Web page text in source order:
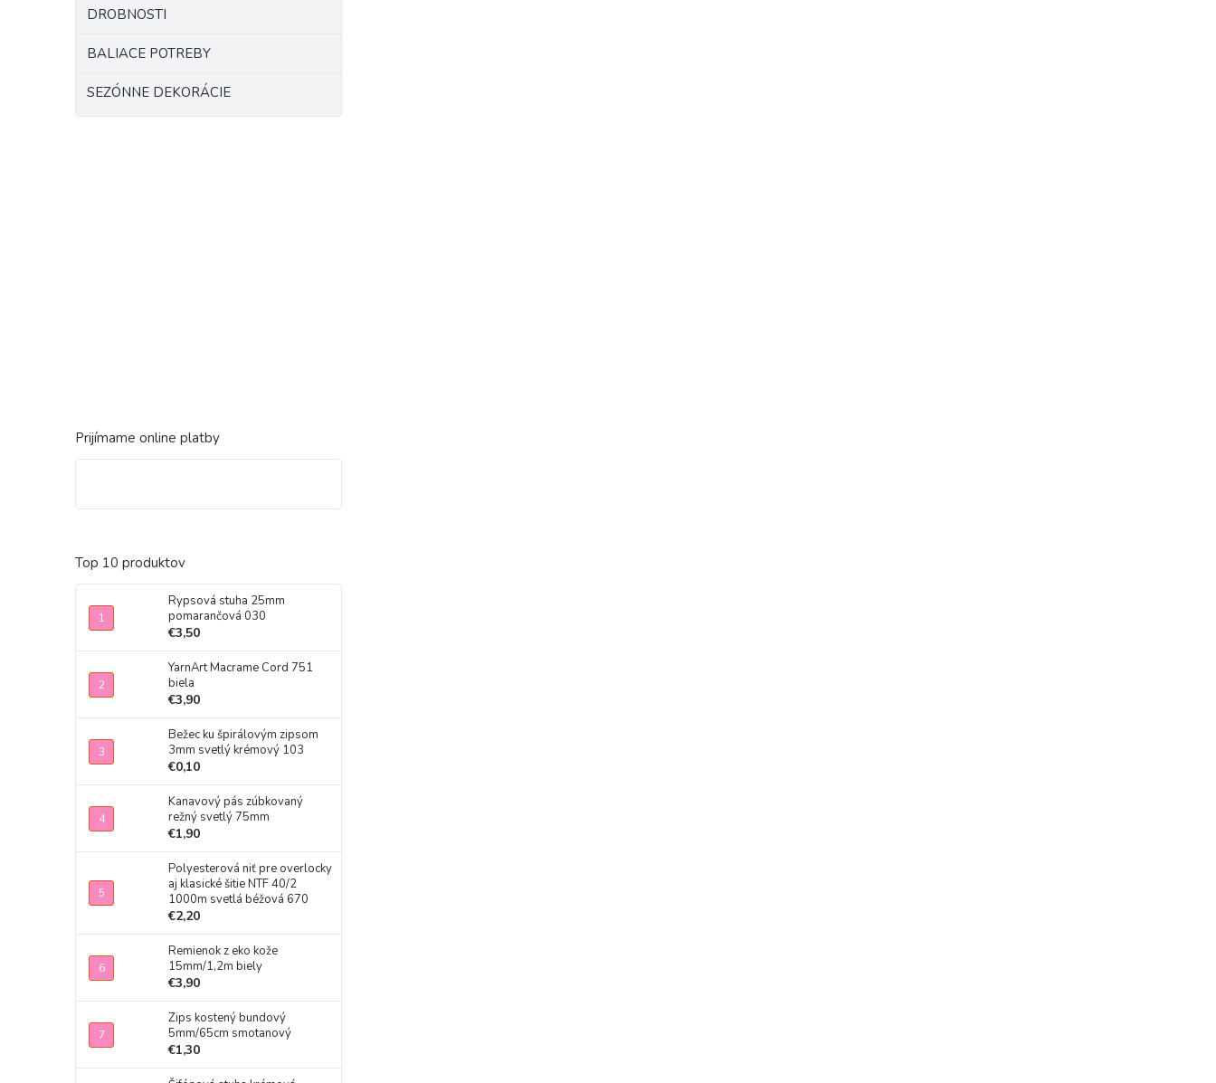
DROBNOSTI
BALIACE POTREBY
SEZÓNNE DEKORÁCIE
Prijímame online platby
Top 10 produktov
Rypsová stuha 25mm
pomarančová 030
€3,50
YarnArt Macrame Cord 751
biela
€3,90
Bežec ku špirálovým zipsom
3mm svetlý krémový 103
€0,10
Kanavový pás zúbkovaný
režný svetlý 75mm
€1,90
Polyesterová niť pre overlocky
aj klasické šitie NTF 40/2
1000m svetlá béžová 670
€2,20
Remienok z eko kože
15mm/1,2m biely
€3,90
Zips kostený bundový
5mm/65cm smotanový
€1,30